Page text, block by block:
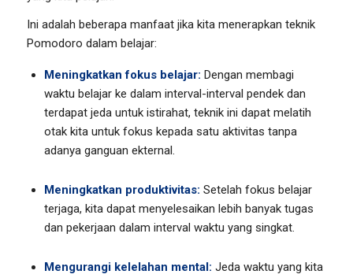
Ini adalah beberapa manfaat jika kita menerapkan teknik
Pomodoro dalam belajar:
Meningkatkan fokus belajar: Dengan membagi
waktu belajar ke dalam interval-interval pendek dan
terdapat jeda untuk istirahat, teknik ini dapat melatih
otak kita untuk fokus kepada satu aktivitas tanpa
adanya ganguan ekternal.
Meningkatkan produktivitas: Setelah fokus belajar
terjaga, kita dapat menyelesaikan lebih banyak tugas
dan pekerjaan dalam interval waktu yang singkat.
Mengurangi kelelahan mental: Jeda waktu yang kita